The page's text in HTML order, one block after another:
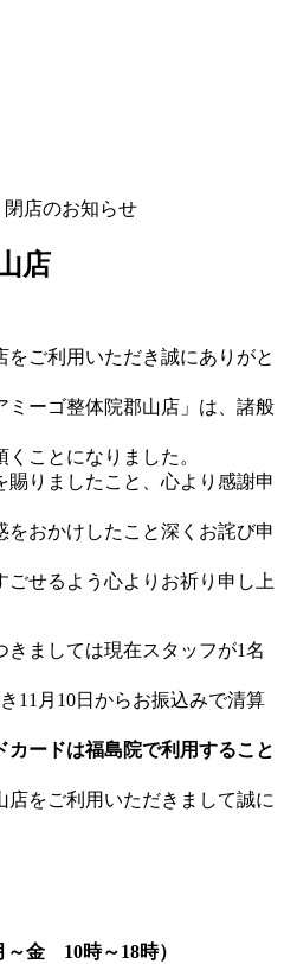
店のお知らせ
店
ご利用いただき誠にありがと
ミーゴ整体院郡山店」は、諸般
ことになりました。
りましたこと、心より感謝申
おかけしたこと深くお詫び申
せるよう心よりお祈り申し上
ましては現在スタッフが1名
11月10日からお振込みで清算
ードは福島院で利用すること
店をご利用いただきまして誠に
～金 10時～18時）